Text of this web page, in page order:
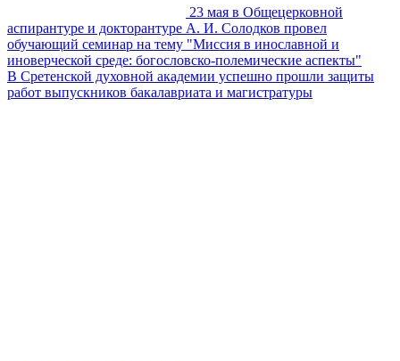
23 мая в Общецерковной
аспирантуре и докторантуре А. И. Солодков провел
обучающий семинар на тему "Миссия в инославной и
иноверческой среде: богословско-полемические аспекты"
В Сретенской духовной академии успешно прошли защиты
работ выпускников бакалавриата и магистратуры